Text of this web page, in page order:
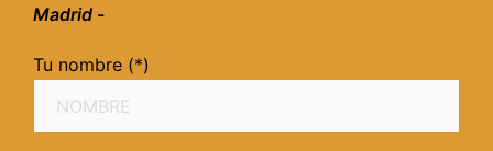
Madrid -
Tu nombre (*)